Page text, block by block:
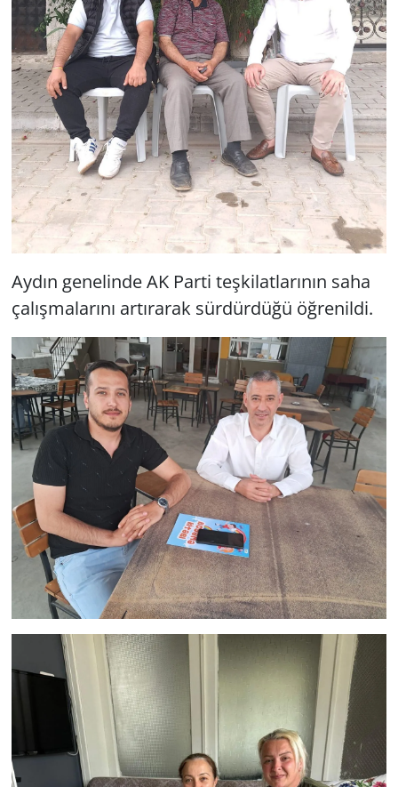
Aydın genelinde AK Parti teşkilatlarının saha
çalışmalarını artırarak sürdürdüğü öğrenildi.